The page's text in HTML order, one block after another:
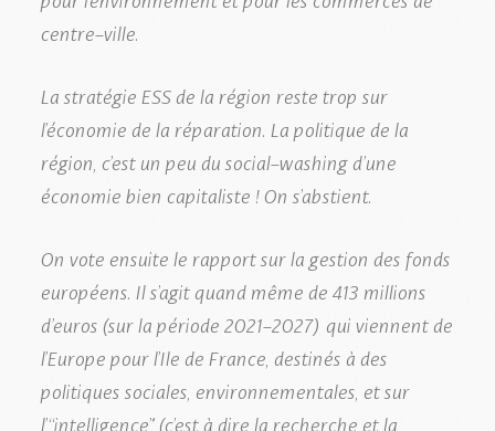
centre-ville.
La stratégie ESS de la région reste trop sur
l’économie de la réparation. La politique de la
région, c’est un peu du social-washing d’une
économie bien capitaliste ! On s’abstient.
On vote ensuite le rapport sur la gestion des fonds
européens. Il s’agit quand même de 413 millions
d’euros (sur la période 2021-2027) qui viennent de
l’Europe pour l’Ile de France, destinés à des
politiques sociales, environnementales, et sur
l’“intelligence” (c’est à dire la recherche et la